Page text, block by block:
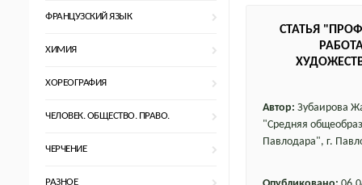
ФРАНЦУЗСКИЙ ЯЗЫК
ХИМИЯ
ХОРЕОГРАФИЯ
ЧЕЛОВЕК. ОБЩЕСТВО. ПРАВО.
ЧЕРЧЕНИЕ
РАЗНОЕ
СТАТЬЯ
Автор: Зубаирова
"Средняя
Павлодара", г.